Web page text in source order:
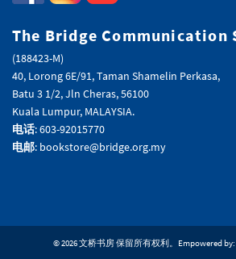
The Bridge Communication
(188423-M)
40, Lorong 6E/91, Taman Shamelin Perkasa,
Batu 3 1/2, Jln Cheras, 56100
Kuala Lumpur, MALAYSIA.
电话: 603-92015770
电邮: bookstore@bridge.org.my
© 2026 文桥书房 保留所有权利。Empowered by: